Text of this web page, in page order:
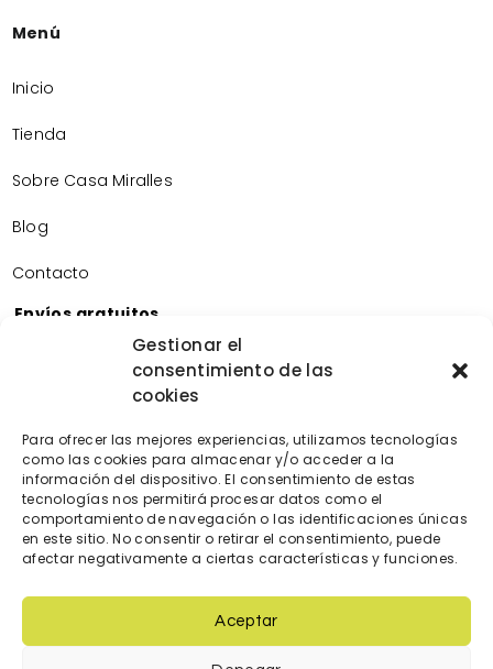
Gestionar el
consentimiento de las
cookies
Para ofrecer las mejores experiencias, utilizamos tecnologías
como las cookies para almacenar y/o acceder a la
información del dispositivo. El consentimiento de estas
tecnologías nos permitirá procesar datos como el
comportamiento de navegación o las identificaciones únicas
en este sitio. No consentir o retirar el consentimiento, puede
afectar negativamente a ciertas características y funciones.
Aceptar
Menú
Inicio
Tienda
Sobre Casa Miralles
Blog
Contacto
Envíos gratuitos
Envíos gratuitos por la compra de más de 60€.
Devoluciones gratuitas
Devoluciones gratuitas en nuestra tienda física.
Pago seguro
Tarjeta de crédito/débito.
Transferencia bancaria.
Bizum.